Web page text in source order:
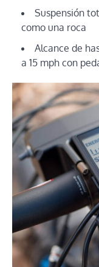
Suspensión
como una roca
Alcance de
a 15 mph con